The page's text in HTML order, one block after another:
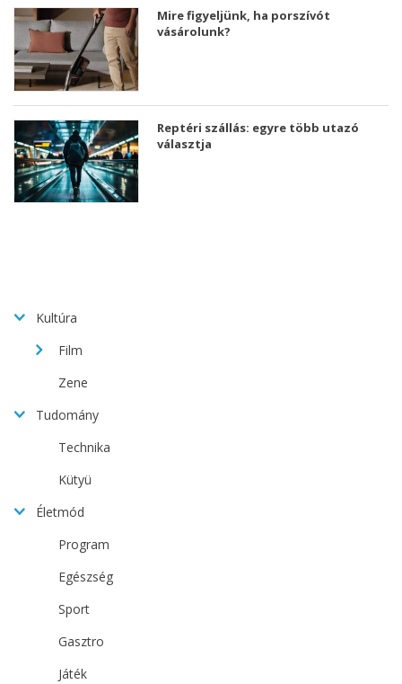
Mire figyeljünk, ha porszívót
vásárolunk?
Reptéri szállás: egyre több utazó
választja
Kultúra
Film
Zene
Tudomány
Technika
Kütyü
Életmód
Program
Egészség
Sport
Gasztro
Játék